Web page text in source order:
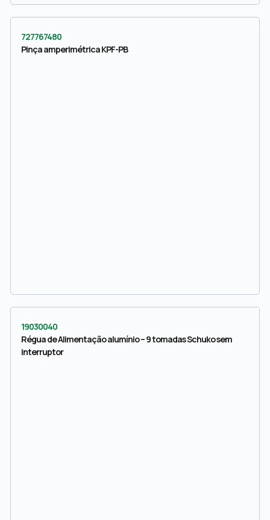
727767480
Pinça amperimétrica KPF-PB
19030040
Régua de Alimentação alumínio – 9 tomadas Schuko sem
interruptor